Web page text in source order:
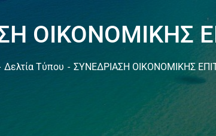
ΟΙΚΟΝΟΜΙΚΗΣ
Δελτία Τύπου ΣΥΝΕΔΡΙΑΣΗ ΟΙΚΟΝΟΜΙΚΗΣ